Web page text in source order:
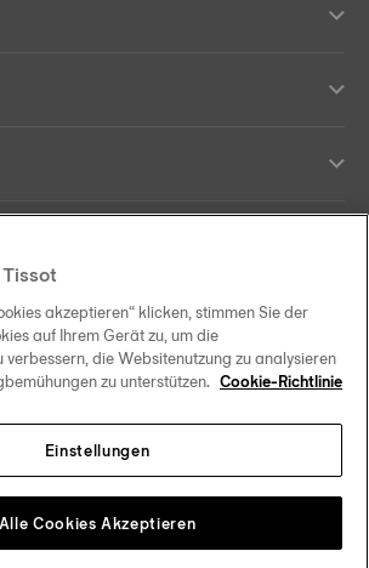
anderen Land wechseln
Tissot Copyrights 2026
akzeptieren“ klicken, stimmen Sie der
auf Ihrem Gerät zu, um die
die Websitenutzung zu analysieren
zu unterstützen. Cookie-Richtlinie
Einstellungen
Alle Cookies Akzeptieren